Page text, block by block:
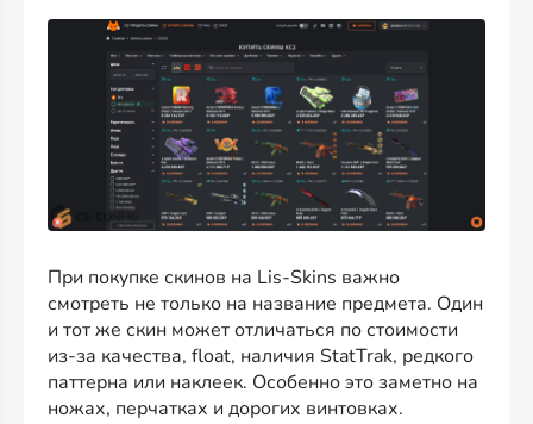
При покупке скинов на Lis-Skins важно
смотреть не только на название предмета. Один
и тот же скин может отличаться по стоимости
из-за качества, float, наличия StatTrak, редкого
паттерна или наклеек. Особенно это заметно на
ножах, перчатках и дорогих винтовках.